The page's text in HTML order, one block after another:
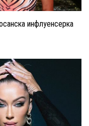
инфлуенсерка